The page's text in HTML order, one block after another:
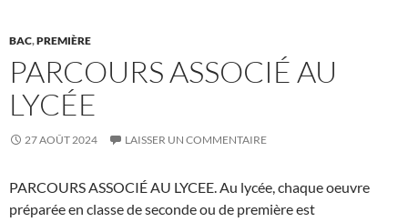
BAC,PREMIÈRE
PARCOURS ASSOCIÉ AU
LYCÉE
27 AOÛT 2024 LAISSER UN COMMENTAIRE
PARCOURS ASSOCIÉ AU LYCEE. Au lycée, chaque oeuvre
préparée en classe de seconde ou de première est